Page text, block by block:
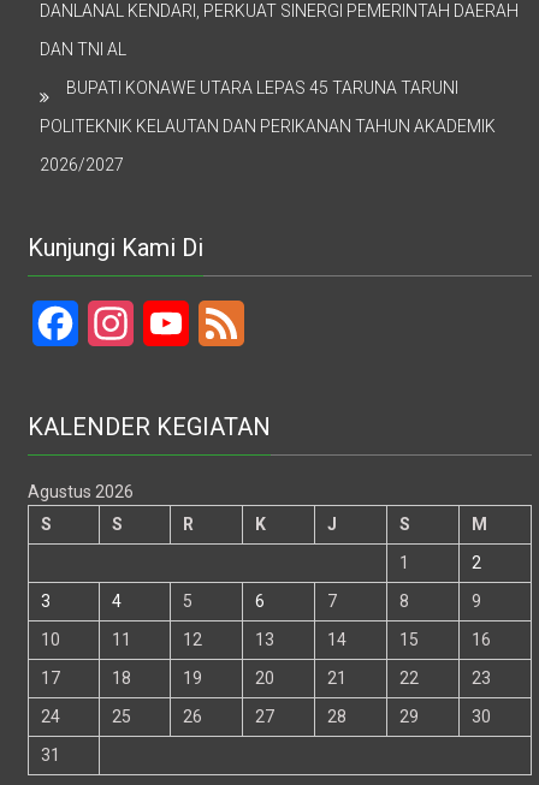
DANLANAL KENDARI, PERKUAT SINERGI PEMERINTAH DAERAH
DAN TNI AL
BUPATI KONAWE UTARA LEPAS 45 TARUNA TARUNI
POLITEKNIK KELAUTAN DAN PERIKANAN TAHUN AKADEMIK
2026/2027
Kunjungi Kami Di
FacebookInstagramYouTube
KALENDER KEGIATAN
Agustus 2026
S
S R K J S
M
1
2
3
4 5 6 7 8
9
10
11 12 13 14 15
16
17
18 19 20 21 22
23
24
25 26 27 28 29
30
31